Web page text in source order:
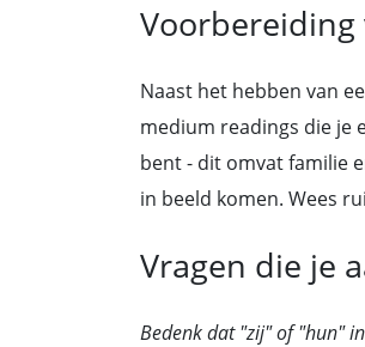
Naast het hebben van
medium readings die je
bent - dit omvat familie
in beeld komen. Wees
Vragen die je
Bedenk dat "zij" of "hun"